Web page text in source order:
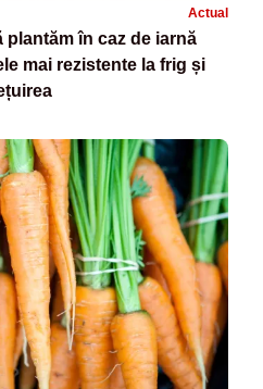
Actual
plantăm în caz de iarnă
mai rezistente la frig și